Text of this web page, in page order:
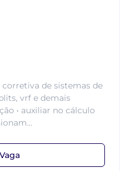
de sistemas de
vrf e demais
• auxiliar no cálculo